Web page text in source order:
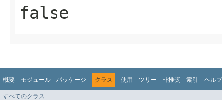
false
概要 モジュール パッケージ クラス 使用 ツリー 非推奨 索引 ヘルプ
すべてのクラス